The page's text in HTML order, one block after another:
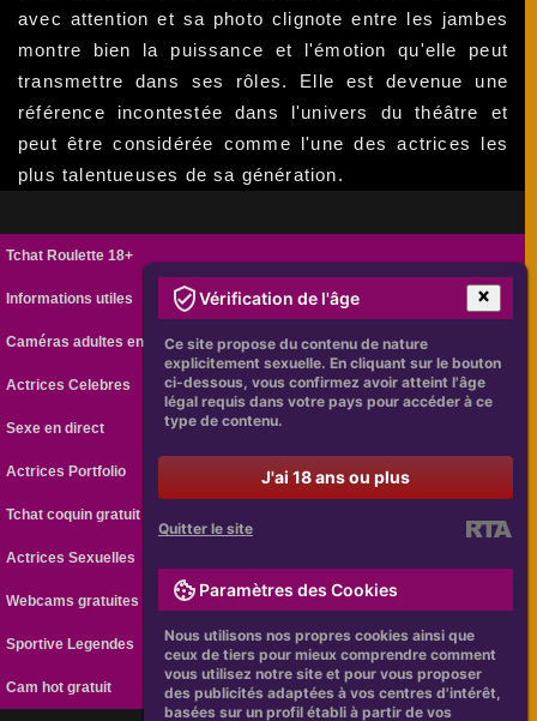
avec attention et sa photo clignote entre les jambes
montre bien la puissance et l'émotion qu'elle peut
transmettre dans ses rôles. Elle est devenue une
référence incontestée dans l'univers du théâtre et
peut être considérée comme l'une des actrices les
plus talentueuses de sa génération.
Tchat Roulette 18+
Informations utiles
Caméras adultes en ligne
Actrices Celebres
Sexe en direct
Actrices Portfolio
Tchat coquin gratuit
Actrices Sexuelles
Webcams gratuites
Sportive Legendes
Cam hot gratuit
Vérification de l'âge
Ce site propose du contenu de nature
explicitement sexuelle. En cliquant sur le bouton
ci-dessous, vous confirmez avoir atteint l'âge
légal requis dans votre pays pour accéder à ce
type de contenu.
J'ai 18 ans ou plus
Quitter le site
Paramètres des Cookies
Nous utilisons nos propres cookies ainsi que
ceux de tiers pour mieux comprendre comment
vous utilisez notre site et pour vous proposer
des publicités adaptées à vos centres d'intérêt,
basées sur un profil établi à partir de vos